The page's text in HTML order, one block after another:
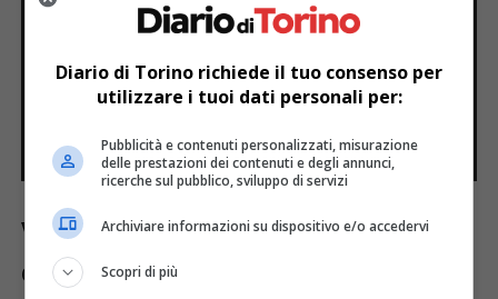
Verso Wimbledon e oltre: ambizioni
e obiettivi futuri
Diario di Torino richiede il tuo consenso per
utilizzare i tuoi dati personali per:
Pubblicità e contenuti personalizzati, misurazione
delle prestazioni dei contenuti e degli annunci,
ricerche sul pubblico, sviluppo di servizi
Archiviare informazioni su dispositivo e/o accedervi
Scopri di più